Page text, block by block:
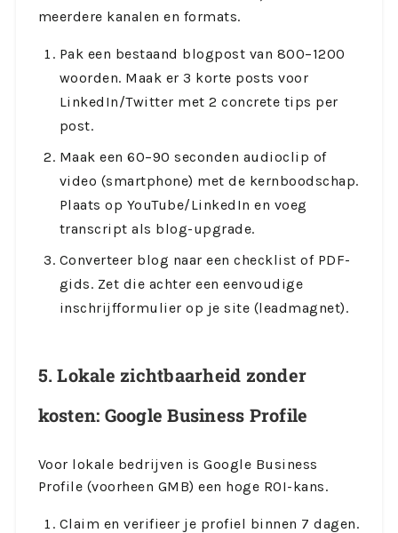
meerdere kanalen en formats.
Pak een bestaand blogpost van 800–1200
woorden. Maak er 3 korte posts voor
LinkedIn/Twitter met 2 concrete tips per
post.
Maak een 60–90 seconden audioclip of
video (smartphone) met de kernboodschap.
Plaats op YouTube/LinkedIn en voeg
transcript als blog-upgrade.
Converteer blog naar een checklist of PDF-
gids. Zet die achter een eenvoudige
inschrijfformulier op je site (leadmagnet).
5. Lokale zichtbaarheid zonder
kosten: Google Business Profile
Voor lokale bedrijven is Google Business
Profile (voorheen GMB) een hoge ROI-kans.
Claim en verifieer je profiel binnen 7 dagen.